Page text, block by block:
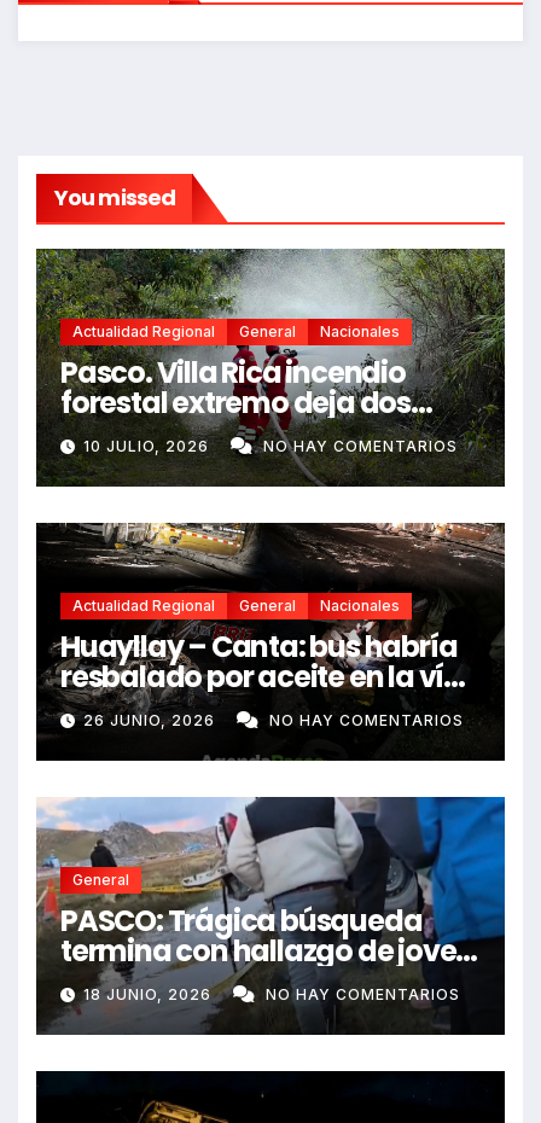
You missed
Actualidad Regional General Nacionales
Pasco. Villa Rica incendio
forestal extremo deja dos
fallecidos y heridos
10 JULIO, 2026 NO HAY COMENTARIOS
Actualidad Regional General Nacionales
Huayllay – Canta: bus habría
resbalado por aceite en la vía
e impactó auto siniestrado
dejando dos fallecidos
26 JUNIO, 2026 NO HAY COMENTARIOS
General
PASCO: Trágica búsqueda
termina con hallazgo de joven
sin vida en Rancas
18 JUNIO, 2026 NO HAY COMENTARIOS